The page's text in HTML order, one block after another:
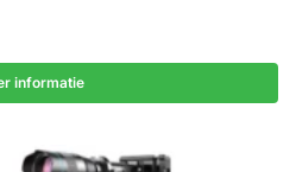
informatie